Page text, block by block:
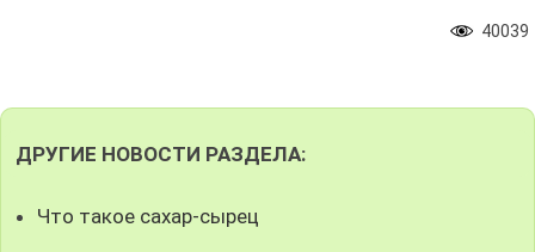
40039
ДРУГИЕ НОВОСТИ РАЗДЕЛА:
Что такое сахар-сырец